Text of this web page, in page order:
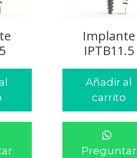
Implante
IPTB11.5
Añadir al
carrito
Preguntar